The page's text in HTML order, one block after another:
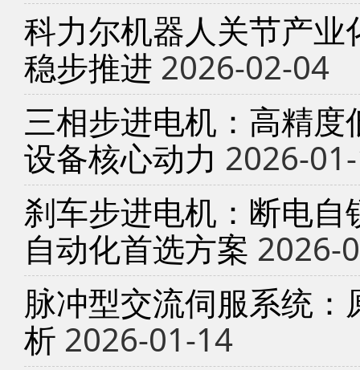
科力尔机器人关节产
稳步推进 2026-02-04
三相步进电机：高精
设备核心动力 2026-
刹车步进电机：断电
自动化首选方案 2026-
脉冲型交流伺服系统
析 2026-01-14